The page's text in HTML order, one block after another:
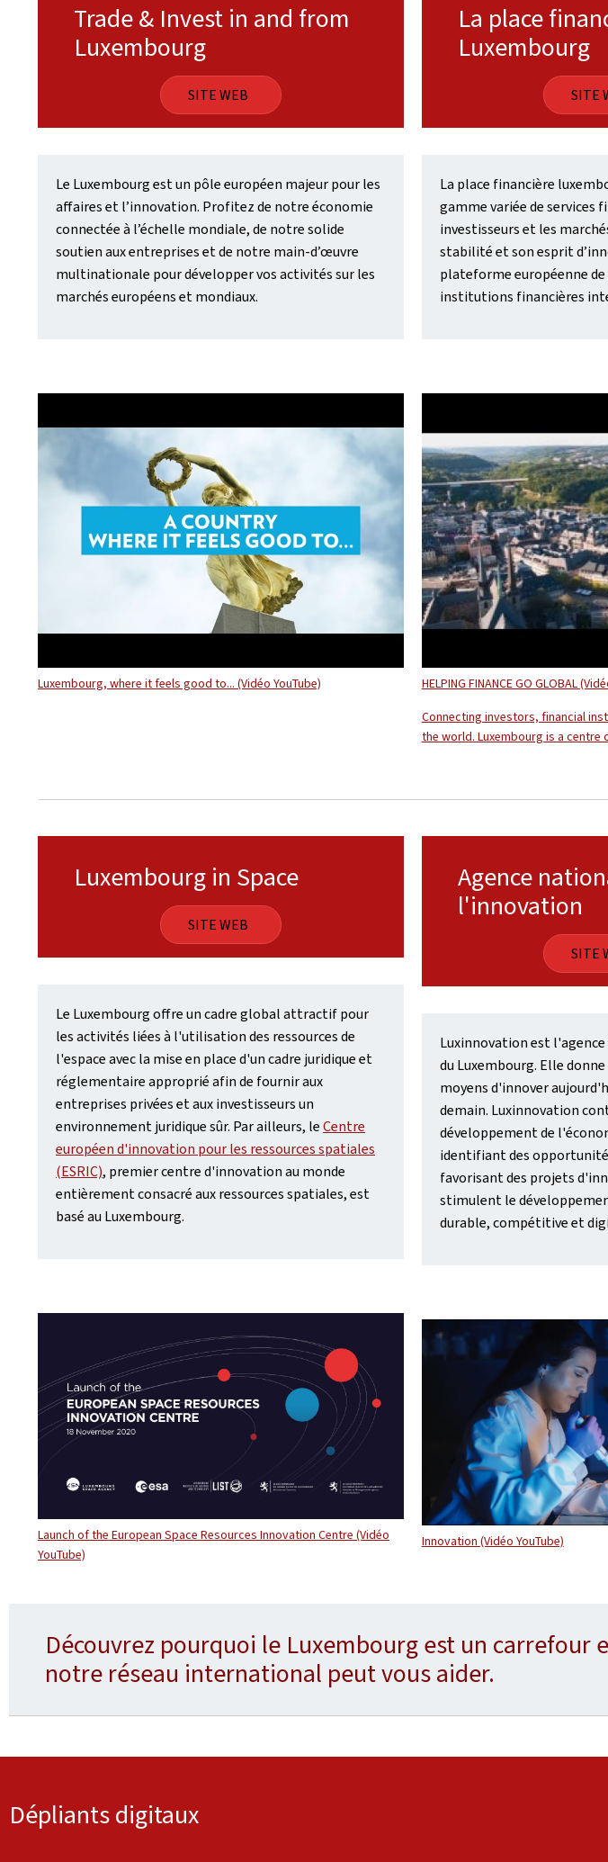
Trade & Invest in and from
Luxembourg
SITE WEB
Le Luxembourg est un pôle européen majeur pour les
affaires et l’innovation. Profitez de notre économie
connectée à l’échelle mondiale, de notre solide
soutien aux entreprises et de notre main-d’œuvre
multinationale pour développer vos activités sur les
marchés européens et mondiaux.
Luxembourg, where it feels good to... (Vidéo YouTube)
La place
Luxembourg
SITE
La place financière
gamme variée de services
investisseurs et les
stabilité et son esprit
plateforme européenne
institutions financières
HELPING FINANCE GO GLOBAL
Connecting investors, financial
the world. Luxembourg is a centre
Luxembourg in Space
SITE WEB
Le Luxembourg offre un cadre global attractif pour
les activités liées à l'utilisation des ressources de
l'espace avec la mise en place d'un cadre juridique et
réglementaire approprié afin de fournir aux
entreprises privées et aux investisseurs un
environnement juridique sûr. Par ailleurs, leCentre
européen d'innovation pour les ressources spatiales
(ESRIC), premier centre d'innovation au monde
entièrement consacré aux ressources spatiales, est
basé au Luxembourg.
Launch of the European Space Resources Innovation Centre (Vidéo
YouTube)
Agence
l'innovation
SITE
Luxinnovation est
du Luxembourg. Elle
moyens d'innover
demain. Luxinnovation
développement de
identifiant des
favorisant des projets
stimulent le
durable, compétitive et
Innovation (Vidéo YouTube)
Découvrez pourquoi le Luxembourg est un
notre réseau international peut vous aider.
Dépliants digitaux